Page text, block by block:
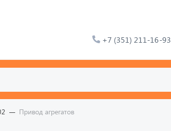
+7 (351) 211-16-93
Привод агрегатов